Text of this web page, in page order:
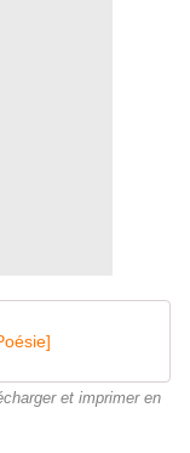
et imprimer en